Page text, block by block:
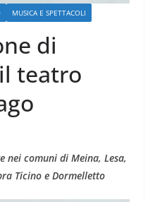
MUSICA E SPETTACOLI
di
teatro
nei comuni di Meina, Lesa,
Ticino e Dormelletto